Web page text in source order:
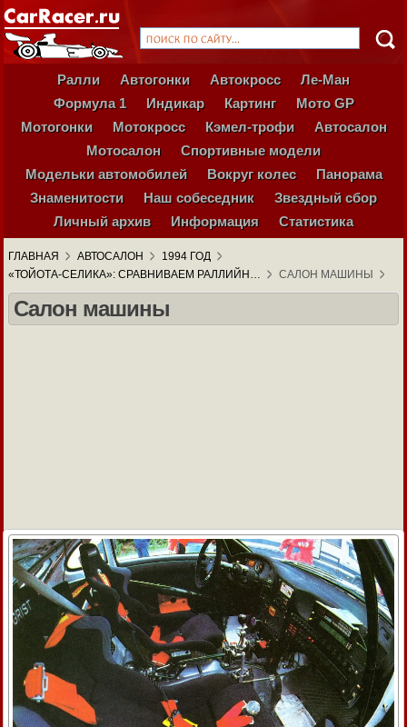
Ралли Автогонки Автокросс
Ле-Ман
Формула 1
Индикар Картинг
Мото GP
Мотогонки
Мотокросс Кэмел-трофи
Автосалон
Мотосалон
Спортивные модели
Модельки автомобилей
Вокруг колес
Панорама
Знаменитости
Наш собеседник
Звездный сбор
Личный архив
Информация Статистика
ГЛАВНАЯ АВТОСАЛОН
1994 ГОД
«ТОЙОТА-СЕЛИКА»: СРАВНИВАЕМ РАЛЛИЙН…
САЛОН МАШИНЫ
Салон машины